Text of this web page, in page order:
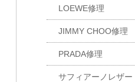
LOEWE修理
JIMMY CHOO修理
PRADA修理
サフィアーノレザー